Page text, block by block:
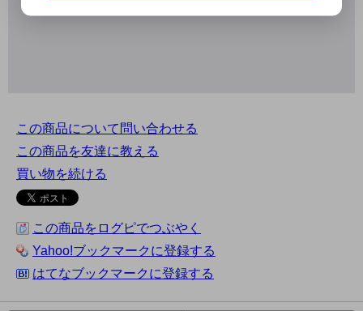
この商品について問い合わせる
この商品を友達に教える
買い物を続ける
この商品をログピでつぶやく
Yahoo!ブックマークに登録する
はてなブックマークに登録する